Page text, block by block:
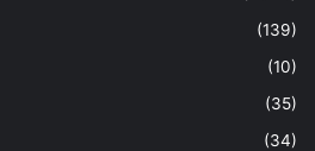
(139)
(10)
(35)
(34)